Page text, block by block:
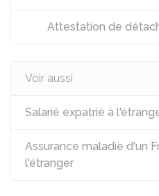
Attestation de
Voir aussi
Salarié expatrié à
Assurance maladie d'un
l'étranger